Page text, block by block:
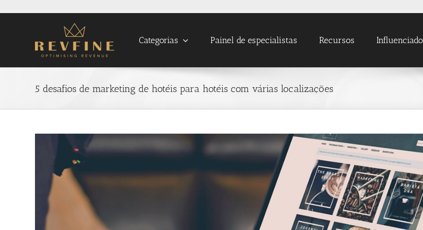
Categorias Painel de especialistas Recursos
5 desafios de marketing de hotéis para hotéis com várias localizações